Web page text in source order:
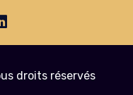
droits réservés